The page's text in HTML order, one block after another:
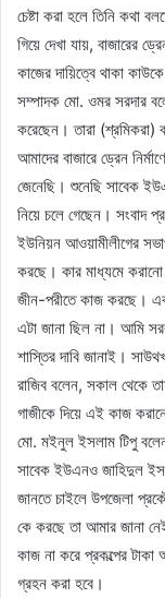
চেষ্টা করা হলে তিনি কথা
গিয়ে দেখা যায়, বাজারের
কাজের দায়িত্বে থাকা
সম্পাদক মো. ওমর সরদার
করেছেন। তারা
আমাদের বাজারে ড্রেন
জেনেছি। শুনেছি সাবেক
নিয়ে চলে গেছেন। সংবাদ
ইউনিয়ন আওয়ামীলীগের
করছে। কার মাধ্যমে
জীন-পরীতে কাজ করছে।
এটা জানা ছিল না। আমি
শাস্তির দাবি জানাই।
রাজিব বলেন, সকাল থেকে
গাজীকে দিয়ে এই কাজ
মো. মইনুল ইসলাম টিপু
সাবেক ইউএনও জাহিদুল
জানতে চাইলে উপজেলা
কে করছে তা আমার জানা
কাজ না করে প্রকল্পের
গ্রহন করা হবে।